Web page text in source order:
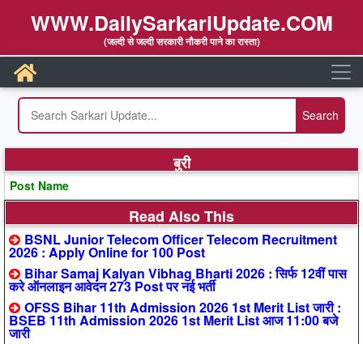
WWW.DailySarkariUpdate.COM
(जल्दी से जल्दी सरकारी नौकरी पाने का रास्ता)
बुरी
Post Name
Read Also This
BSNL Junior Telecom Officer Telecom Recruitment
2026 : Apply Online for 100 Post
Bihar Samaj Kalyan Vibhag Bharti 2026 : सिर्फ 12वीं पास
करे ऑनलाइन आवेदन 273 Post पर नई भर्ती
OFSS Bihar 11th Admission 2026 1st Merit List जारी :
BSEB 11th Admission 2026 1st Merit List आज 11:00 बजे
जारी